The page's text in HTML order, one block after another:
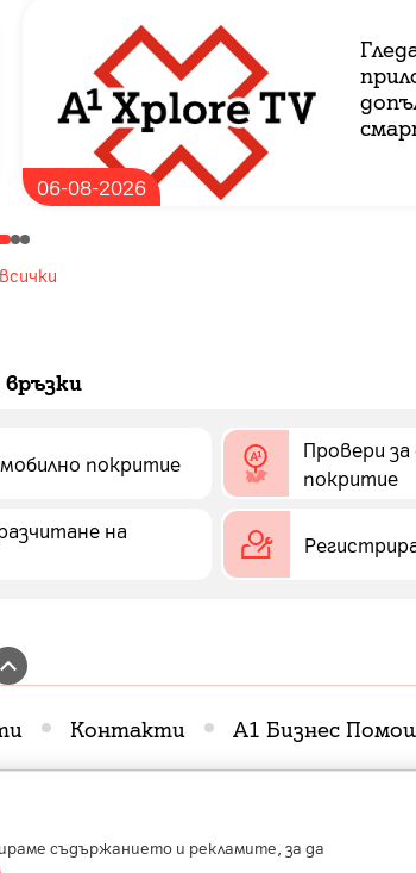
06-08-2026
покритие
Провери
покритие
на
Контакти А1 Бизнес
А1 България
съдържанието и рекламите, за да